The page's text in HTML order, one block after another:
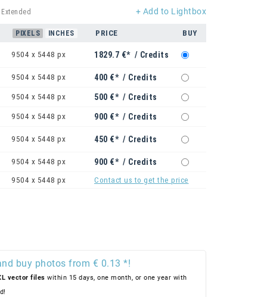
+ Add to Lightbox
PIXELS INCHES PRICE BUY
9504 x 5448 px 1829.7 €* / Credits
9504 x 5448 px 400 €* / Credits
9504 x 5448 px 500 €* / Credits
9504 x 5448 px 900 €* / Credits
9504 x 5448 px 450 €* / Credits
9504 x 5448 px 900 €* / Credits
9504 x 5448 px Contact us to get the price
buy photos from € 0.13 *!
vector files within 15 days, one month, or one year with